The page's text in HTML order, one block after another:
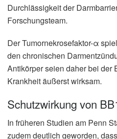
Durchlässigkeit der
Forschungsteam.
Der Tumornekrosefaktor-α
den chronischen
Antikörper seien daher bei der
Krankheit äußerst wirksam.
Schutzwirkung von
In früheren Studien am Penn
zudem deutlich geworden,